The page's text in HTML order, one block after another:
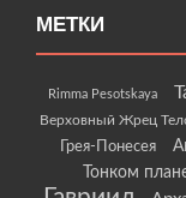
МЕТКИ
Rimma Pesotskaya
Верховный Жрец
Грея-Понесея
Тонком